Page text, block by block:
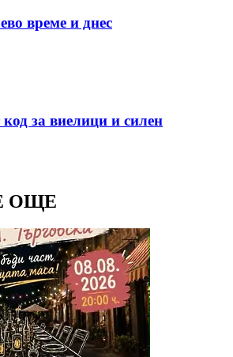
време и днес
за виелици и силен
ОЩЕ